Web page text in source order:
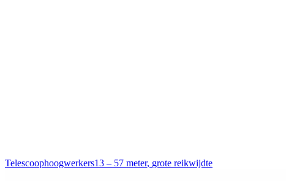
Telescoophoogwerkers13 – 57 meter, grote reikwijdte